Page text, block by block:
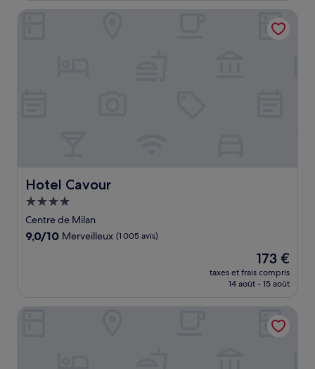
10,
Hotel Cavour
Hotel Cavour
Hébergement
4.0 étoiles
Centre de Milan
9.0
9,0/10 Merveilleux (1 005 avis)
Le
nouveau
prix
de
173 €
173 €
taxes et frais compris
14 août - 15 août
Milano Verticale | UNA Esperienze | Preferred Hotels and